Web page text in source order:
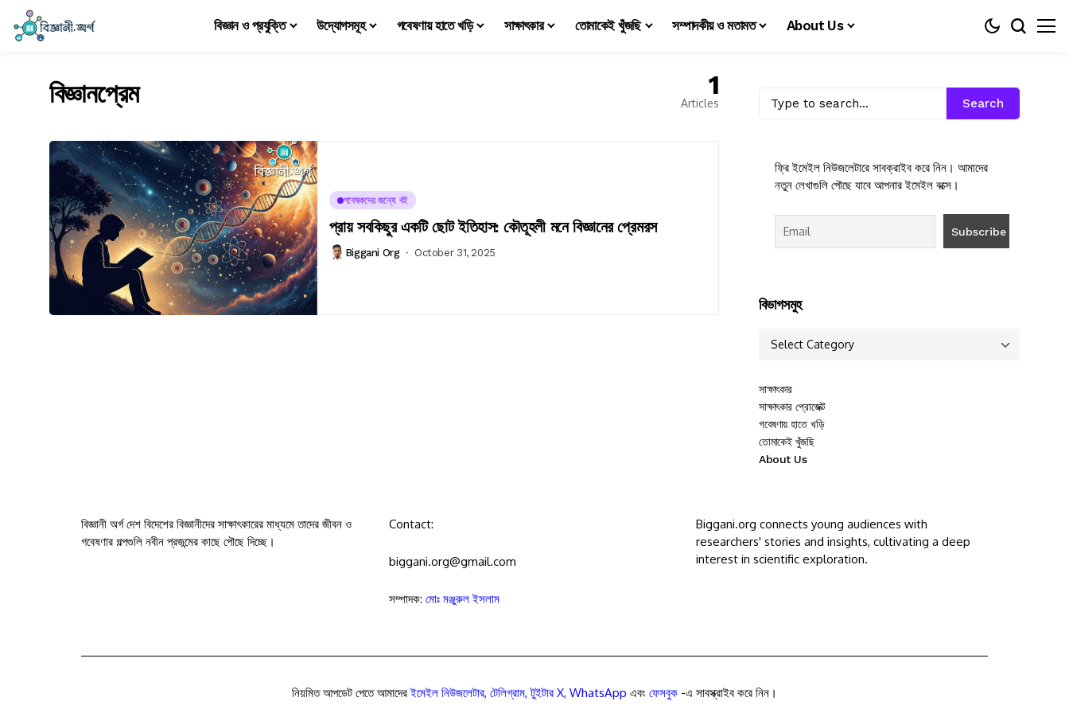
বিজ্ঞান ও প্রযুক্তি উদ্যোগসমূহ গবেষণায় হাতে খড়ি সাক্ষাৎকার তোমাকেই খুঁজছি সম্পাদকীয় ও মতামত About Us
বিজ্ঞানপ্রেম 1
Articles
গবেষকদের জন্যে বই
প্রায় সবকিছুর একটি ছোট ইতিহাস: কৌতূহলী মনে বিজ্ঞানের প্রেমরস
Biggani Org October 31, 2025
Search
ফ্রি ইমেইল নিউজলেটারে সাবক্রাইব করে নিন। আমাদের
নতুন লেখাগুলি পৌছে যাবে আপনার ইমেইল বক্সে।
বিভাগসমুহ
সাক্ষাৎকার
সাক্ষাৎকার প্রোজেক্ট
গবেষণায় হাতে খড়ি
তোমাকেই খুঁজছি
About Us
বিজ্ঞানী অর্গ দেশ বিদেশের বিজ্ঞানীদের সাক্ষাৎকারের মাধ্যমে তাদের জীবন ও
গবেষণার গল্পগুলি নবীন প্রজন্মের কাছে পৌছে দিচ্ছে।
Contact:
biggani.org@gmail.com
সম্পাদক: মোঃ মঞ্জুরুল ইসলাম
Biggani.org connects young audiences with
researchers' stories and insights, cultivating a deep
interest in scientific exploration.
নিয়মিত আপডেট পেতে আমাদেরইমেইল নিউজলেটার, টেলিগ্রাম,টুইটার X, WhatsApp এবং ফেসবুক -এ সাবস্ক্রাইব করে নিন।